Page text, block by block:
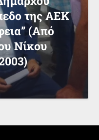
της ΑΕΚ
(Από
Νίκου